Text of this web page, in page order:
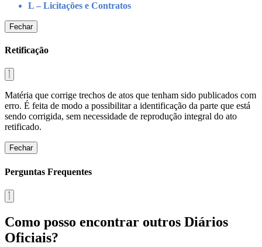
L – Licitações e Contratos
Fechar
Retificação
Matéria que corrige trechos de atos que tenham sido publicados com
erro. É feita de modo a possibilitar a identificação da parte que está
sendo corrigida, sem necessidade de reprodução integral do ato
retificado.
Fechar
Perguntas Frequentes
Como posso encontrar outros Diários
Oficiais?